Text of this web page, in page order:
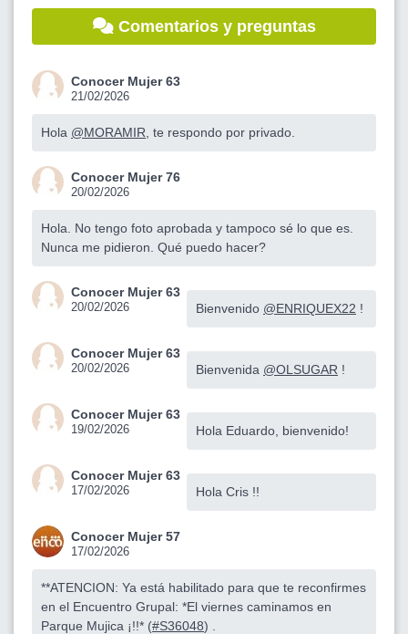
Comentarios y preguntas
Conocer Mujer 63
21/02/2026
Hola @MORAMIR , te respondo por privado.
Conocer Mujer 76
20/02/2026
Hola. No tengo foto aprobada y tampoco sé lo que es.
Nunca me pidieron. Qué puedo hacer?
Conocer Mujer 63
20/02/2026 Bienvenido @ENRIQUEX22 !
Conocer Mujer 63
20/02/2026 Bienvenida @OLSUGAR !
Conocer Mujer 63
19/02/2026 Hola Eduardo, bienvenido!
Conocer Mujer 63
17/02/2026 Hola Cris !!
Conocer Mujer 57
17/02/2026
**ATENCION: Ya está habilitado para que te reconfirmes
en el Encuentro Grupal: *El viernes caminamos en
Parque Mujica ¡!!* (#S36048) .